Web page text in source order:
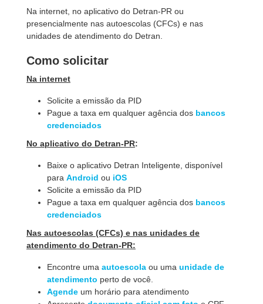
Na internet, no aplicativo do Detran-PR ou
presencialmente nas autoescolas (CFCs) e nas
unidades de atendimento do Detran.
Como solicitar
Na internet
Solicite a emissão da PID
Pague a taxa em qualquer agência dos bancos
credenciados
No aplicativo do Detran-PR:
Baixe o aplicativo Detran Inteligente, disponível
para Android ou iOS
Solicite a emissão da PID
Pague a taxa em qualquer agência dos bancos
credenciados
Nas autoescolas (CFCs) e nas unidades de
atendimento do Detran-PR:
Encontre uma autoescola ou uma unidade de
atendimento perto de você.
Agende um horário para atendimento